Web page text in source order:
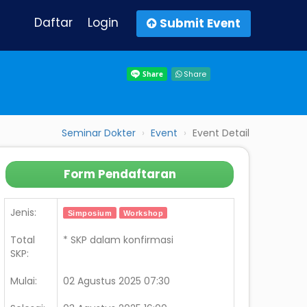
Submit Event
Login
Daftar
Share
Seminar Dokter Event Event Detail
Form Pendaftaran
Jenis: Simposium Workshop
Total
SKP:
* SKP dalam konfirmasi
Mulai:
02 Agustus 2025 07:30